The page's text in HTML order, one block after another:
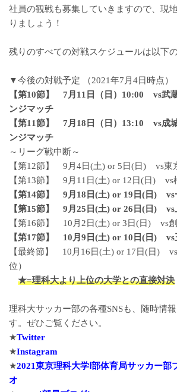
社員の観戦も募集していきますので、現
りましょう！
残りのすべての対戦スケジュールは以下の
▼今後の対戦予定 （2021年7月4日時点）
【第10節】 7月11日（日）10:00 vs武
ンジマッチ
【第11節】 7月18日（日）13:10 vs成
ンジマッチ
～リーグ戦中断～
【第12節】 9月4日(土) or 5日(日) vs東
【第13節】 9月11日(土) or 12日(日) vs
【第14節】 9月18日(土) or 19日(日)
【第15節】 9月25日(土) or 26日(日)
【第16節】 10月2日(土) or 3日(日) vs創
【第17節】 10月9日(土) or 10日(日)
【最終節】 10月16日(土) or 17日(日)
位）
★=理科大より上位の大学との直接対決
理科大サッカー部の各種SNSも、随時情
す。ぜひご覧ください。
★Twitter
★Instagram
★2021東京理科大学Ⅰ部体育局サッカー部
オ